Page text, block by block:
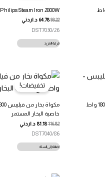
Philips Steam Iron 2800Wما
93.22
64.78 د.اردني
DST7030/26
قراءة المزيد
تخفيضات!
خاصية البخار المستمر
116.82
81.18 د.اردني
DST7040/86
إضافة إلى السلة